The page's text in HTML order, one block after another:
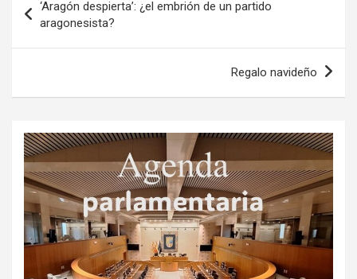
de
entradas
‘Aragón despierta’: ¿el embrión de un partido
aragonesista?
Regalo navideño